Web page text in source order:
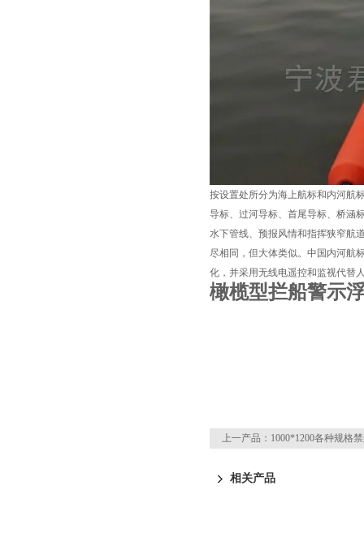
按设置处所分为海上航标和内河航
导标、过河导标、首尾导标、桥涵
水下管线、预报风情和指挥狭窄航
尽相同，但大体类似。中国内河航
化，并采用无线电遥控和监视代替
橄榄型拦船警示
上一产品： 1000*1200各种规格
相关产品